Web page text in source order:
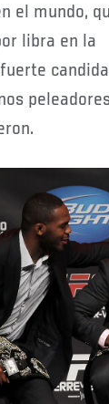
el mundo,
libra en la